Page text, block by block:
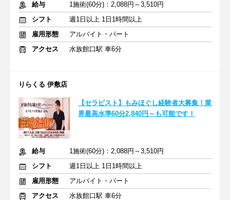
給与
1施術(60分)：2,088円～3,510円
シフト
週1日以上 1日1時間以上
雇用形態
アルバイト・パート
アクセス
水族館口駅 車6分
りらくる 伊敷店
【セラピスト】もみほぐし経験者大募集！業
界最高水準60分2,840円～も可能です！
給与
1施術(60分)：2,088円～3,510円
シフト
週1日以上 1日1時間以上
雇用形態
アルバイト・パート
アクセス
水族館口駅 車6分